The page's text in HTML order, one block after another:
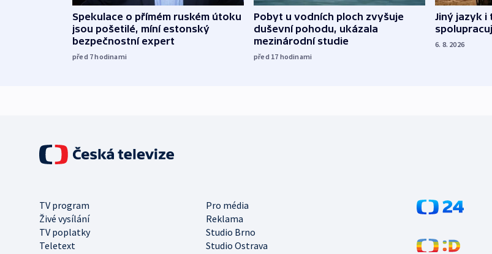
Spekulace o přímém ruském útoku
jsou pošetilé, míní estonský
bezpečnostní expert
před 7hodinami
Pobyt u vodních ploch zvyšuje
duševní pohodu, ukázala
mezinárodní studie
před 17 hodinami
Jiný jazyk i
6. 8. 2026
TV program
Pro média
Živé vysílání
Reklama
TV poplatky
Studio Brno
Teletext
Studio Ostrava